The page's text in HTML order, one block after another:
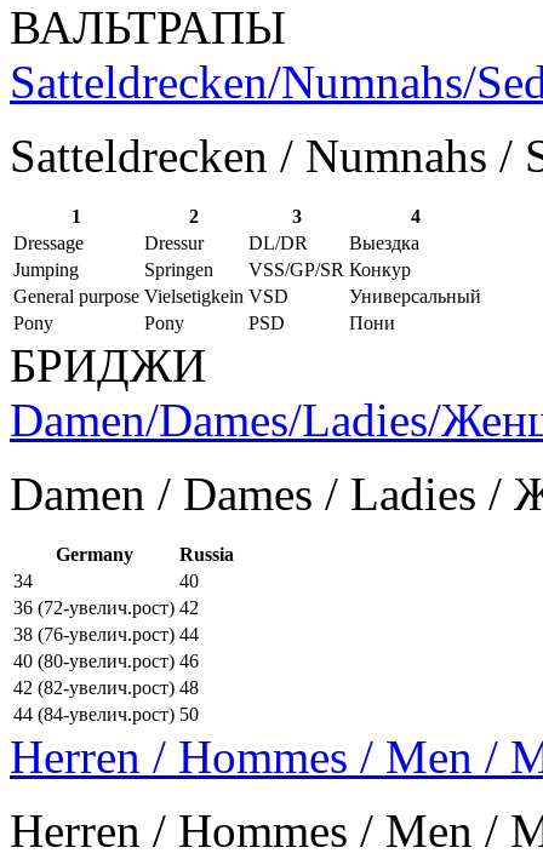
ВАЛЬТРАПЫ
Satteldrecken/Numnahs/
Satteldrecken / Numnahs /
1 2 3
4
Dressage
Dressur DL/DR
Выездка
Jumping
Springen VSS/GP/SR Конкур
General purpose Vielsetigkein VSD
Универсальный
Pony
Pony PSD Пони
БРИДЖИ
Damen/Dames/Ladies/
Damen / Dames / Ladies
Germany
Russia
34
40
36 (72-увелич.рост) 42
38 (76-увелич.рост) 44
40 (80-увелич.рост) 46
42 (82-увелич.рост) 48
44 (84-увелич.рост) 50
Herren / Hommes / Men /
Herren / Hommes / Men /